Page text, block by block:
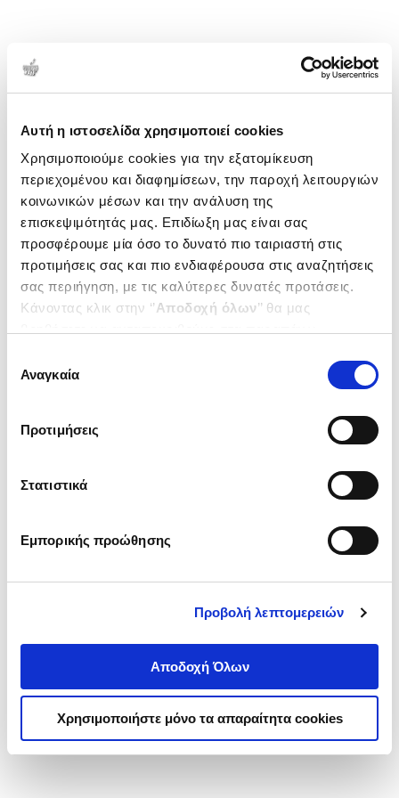
Αυτή η ιστοσελίδα χρησιμοποιεί cookies
Χρησιμοποιούμε cookies για την εξατομίκευση
περιεχομένου και διαφημίσεων, την παροχή λειτουργιών
κοινωνικών μέσων και την ανάλυση της
επισκεψιμότητάς μας. Επιδίωξη μας είναι σας
προσφέρουμε μία όσο το δυνατό πιο ταιριαστή στις
προτιμήσεις σας και πιο ενδιαφέρουσα στις αναζητήσεις
σας περιήγηση, με τις καλύτερες δυνατές προτάσεις.
Κάνοντας κλικ στην ‘’Αποδοχή όλων’’ θα μας
ενδιαφέρουν και να επιλέξετε από τα παρακάτω με την
΄΄και να ενημερωθείτε σχετικά με
συγκατάθεσης
Αναγκαία
Προτιμήσεις
Στατιστικά
Εμπορικής προώθησης
Προβολή λεπτομερειών
Αποδοχή Όλων
Χρησιμοποιήστε μόνο τα απαραίτητα cookies